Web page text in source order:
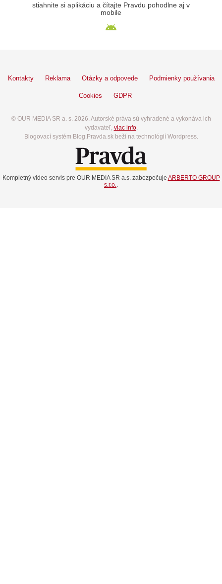
stiahnite si aplikáciu a čítajte Pravdu pohodlne aj v
mobile
Kontakty Reklama Otázky a odpovede Podmienky používania
Cookies GDPR
© OUR MEDIA SR a. s. 2026. Autorské práva sú vyhradené a vykonáva ich
vydavateľ, viac info.
Blogovací systém Blog.Pravda.sk beží na technológií Wordpress.
Kompletný video servis pre OUR MEDIA SR a.s. zabezpečuje ARBERTO GROUP
s.r.o.